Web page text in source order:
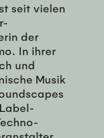
seit vielen
der
In ihrer
und
Musik